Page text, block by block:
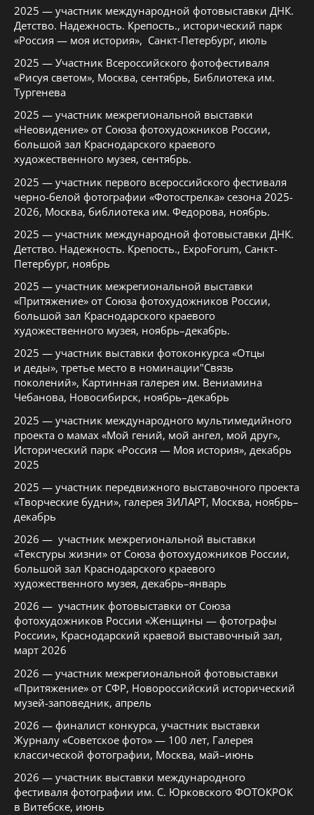
2025 — участник международной фотовыставки ДНК.
Детство. Надежность. Крепость., исторический парк
«Россия — моя история», Санкт-Петербург, июль
2025 — Участник Всероссийского фотофестиваля
«Рисуя светом», Москва, сентябрь, Библиотека им.
Тургенева
2025 — участник межрегиональной выставки
«Неовидение» от Союза фотохудожников России,
большой зал Краснодарского краевого
художественного музея, сентябрь.
2025 — участник первого всероссийского фестиваля
черно-белой фотографии «Фотострелка» сезона 2025-
2026, Москва, библиотека им. Федорова, ноябрь.
2025 — участник международной фотовыставки ДНК.
Детство. Надежность. Крепость., ExpoForum, Санкт-
Петербург, ноябрь
2025 — участник межрегиональной выставки
«Притяжение» от Союза фотохудожников России,
большой зал Краснодарского краевого
художественного музея, ноябрь–декабрь.
2025 — участник выставки фотоконкурса «Отцы
и деды», третье место в номинации"Связь
поколений», Картинная галерея им. Вениамина
Чебанова, Новосибирск, ноябрь–декабрь
2025 — участник международного мультимедийного
проекта о мамах «Мой гений, мой ангел, мой друг»,
Исторический парк «Россия — Моя история», декабрь
2025
2025 — участник передвижного выставочного проекта
«Творческие будни», галерея ЗИЛАРТ, Москва, ноябрь–
декабрь
2026 — участник межрегиональной выставки
«Текстуры жизни» от Союза фотохудожников России,
большой зал Краснодарского краевого
художественного музея, декабрь–январь
2026 — участник фотовыставки от Союза
фотохудожников России «Женщины — фотографы
России», Краснодарский краевой выставочный зал,
март 2026
2026 — участник межрегиональной фотовыставки
«Притяжение» от СФР, Новороссийский исторический
музей-заповедник, апрель
2026 — финалист конкурса, участник выставки
Журналу «Советское фото» — 100 лет, Галерея
классической фотографии, Москва, май–июнь
2026 — участник выставки международного
фестиваля фотографии им. С. Юрковского ФОТОКРОК
в Витебске, июнь